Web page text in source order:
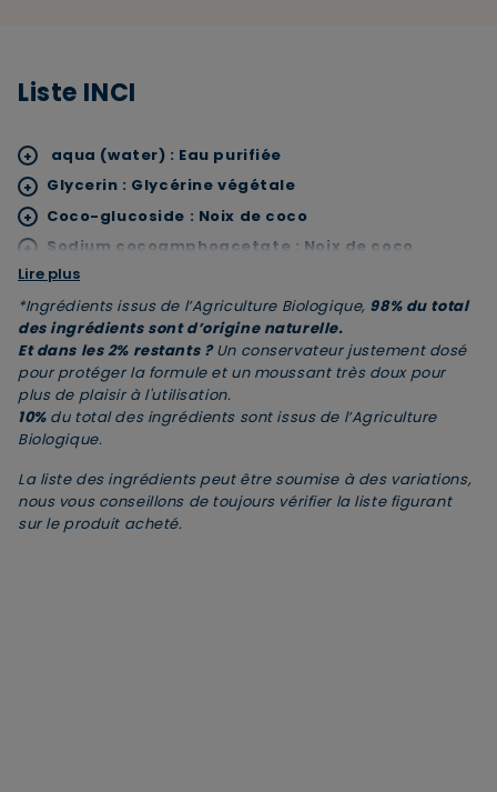
Supprimer le produit ?
Voulez-vous vraiment supprimer le produit suivant
ANNULER
Liste INCI
+ aqua (water) : Eau purifiée
+ Glycerin : Glycérine végétale
+ Coco-glucoside : Noix de coco
+ Sodium cocoamphoacetate : Noix de coco
+
Helianthus annuus (sunflower) seed oil* : Huile de
tournesol Bio
+ Xanthan gum : Gélifiant
+ Citric acid : Canne à sucre
+ Sodium chloride : Agent texturant
+ Sodium benzoate : Protège la formule
Sodium phytate : Protège la formule
+
Aloe barbadensis leaf juice powder* : Aloe vera
Bio
+
Nelumbo nucifera flower extract* : Fleur de lotus
Lire plus
*Ingrédients issus de l’Agriculture Biologique, 98% du total
des ingrédients sont d’origine naturelle.
Et dans les 2% restants ?Un conservateur justement dosé
pour protéger la formule et un moussant très doux pour
plus de plaisir à l'utilisation.
10%du total des ingrédients sont issus de l’Agriculture
Biologique.
La liste des ingrédients peut être soumise à des variations,
nous vous conseillons de toujours vérifier la liste figurant
sur le produit acheté.
JE M’INSCRIS